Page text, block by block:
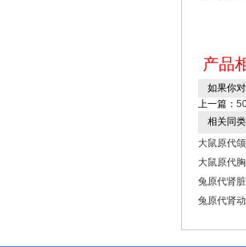
产品
如果你对
上一篇：
相关同类
大鼠原代
大鼠原代
兔原代肾
兔原代肾